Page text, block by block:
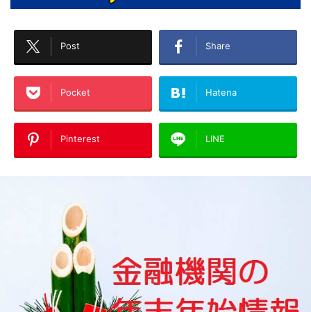
Post Share
Pocket Hatena
Pinterest LINE